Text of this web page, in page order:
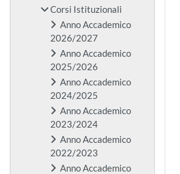
Corsi Istituzionali
Anno Accademico
2026/2027
Anno Accademico
2025/2026
Anno Accademico
2024/2025
Anno Accademico
2023/2024
Anno Accademico
2022/2023
Anno Accademico